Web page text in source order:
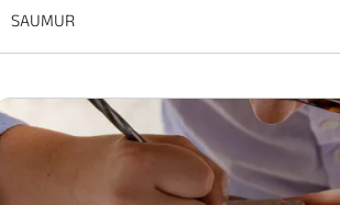
SAUMUR